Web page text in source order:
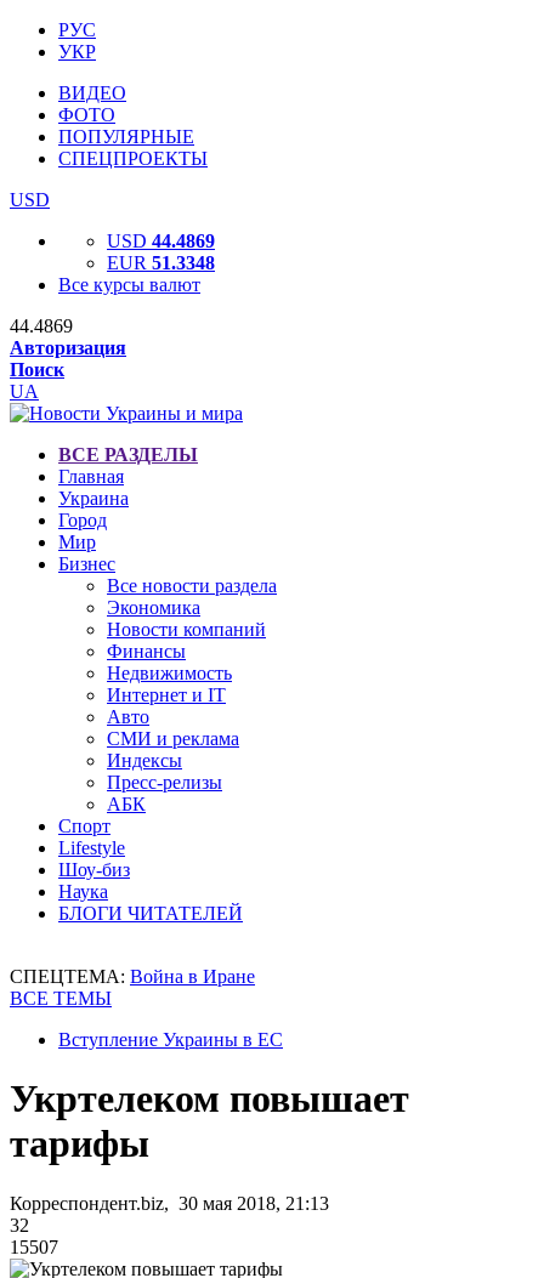
РУС
УКР
ВИДЕО
ФОТО
ПОПУЛЯРНЫЕ
СПЕЦПРОЕКТЫ
USD
USD 44.4869
EUR 51.3348
Все курсы валют
44.4869
Авторизация
Поиск
UA
ВСЕ РАЗДЕЛЫ
Главная
Украина
Город
Мир
Бизнес
Все новости раздела
Экономика
Новости компаний
Финансы
Недвижимость
Интернет и IT
Авто
СМИ и реклама
Индексы
Пресс-релизы
АБК
Спорт
Lifestyle
Шоу-биз
Наука
БЛОГИ ЧИТАТЕЛЕЙ
СПЕЦТЕМА: Война в Иране
ВСЕ ТЕМЫ
Вступление Украины в ЕС
Укртелеком повышает
тарифы
Корреспондент.biz, 30 мая 2018, 21:13
32
15507